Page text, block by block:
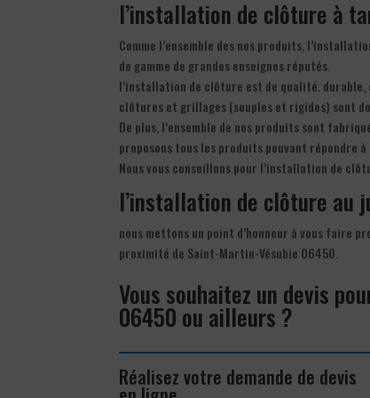
l’installation de clôture à
Comme l’ensemble des nos produits,
de gamme de grandes enseignes réputés.
l’installation de clôture est de qualité.
clôtures et grillages (souples et rigides) sont
De plus, l’ensemble de nos produits sont
proposons tous les produits pouvant répondre
Nous vous conseillons pour l’installation de
l’installation de clôture au
nous mettons un point d’honneur à vous faire
proximité de Saint-Martin-Vésubie 06450.
Vous souhaitez un devis
06450 ou ailleurs ?
Réalisez votre demande de devis